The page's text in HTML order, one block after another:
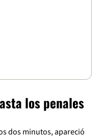
los penales
dos minutos, apareció